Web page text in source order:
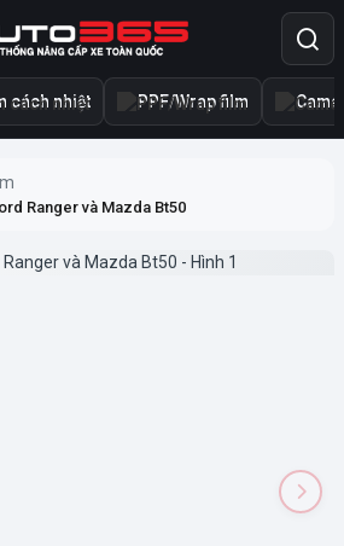
cách nhiệt PPF/Wrap film
Ranger và Mazda Bt50